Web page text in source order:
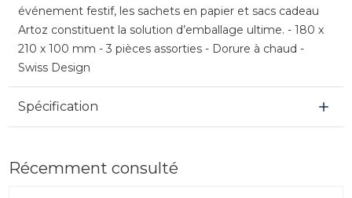
événement festif, les sachets en papier et sacs cadeau
Artoz constituent la solution d’emballage ultime. - 180 x
210 x 100 mm - 3 pièces assorties - Dorure à chaud -
Swiss Design
Spécification
Récemment consulté